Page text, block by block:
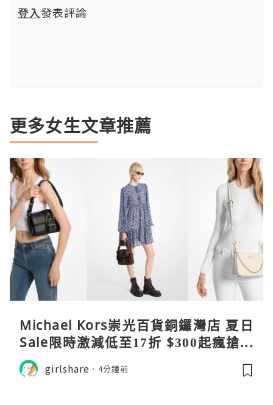
登入發表評論
更多女生文章推薦
Michael Kors崇光百貨銅鑼灣店 夏日
Sale限時激減低至17折 $300起瘋搶爆
款手袋服飾
girlshare 4分鐘前